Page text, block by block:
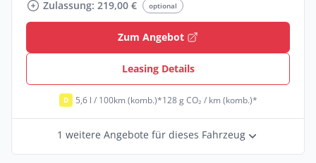
Zulassung: 219,00 €
optional
Zum Angebot
Leasing Details
D 5,6 l / 100km (komb.)*128 g CO₂ / km (komb.)*
1 weitere Angebote für dieses Fahrzeug